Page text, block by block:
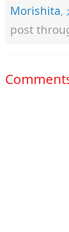
Morishita,
post